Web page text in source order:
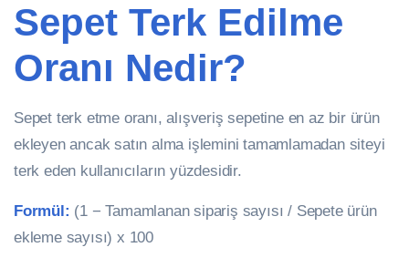
Sepet Terk Edilme
Oranı Nedir?
Sepet terk etme oranı, alışveriş sepetine en az bir ürün
ekleyen ancak satın alma işlemini tamamlamadan siteyi
terk eden kullanıcıların yüzdesidir.
Formül: (1 − Tamamlanan sipariş sayısı / Sepete ürün
ekleme sayısı) x 100